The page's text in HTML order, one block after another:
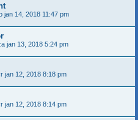
jan 14, 2018 11:47 pm
jan 13, 2018 5:24 pm
jan 12, 2018 8:18 pm
jan 12, 2018 8:14 pm